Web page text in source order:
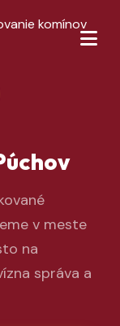
v meste
na
správa a